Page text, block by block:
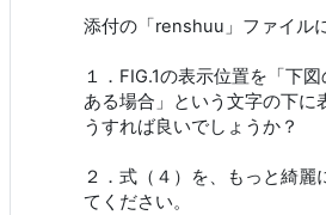
添付の「renshuu」ファイル
１．FIG.1の表示位置を「下
ある場合」という文字の下に
うすれば良いでしょうか？
２．式（４）を、もっと綺麗
てください。